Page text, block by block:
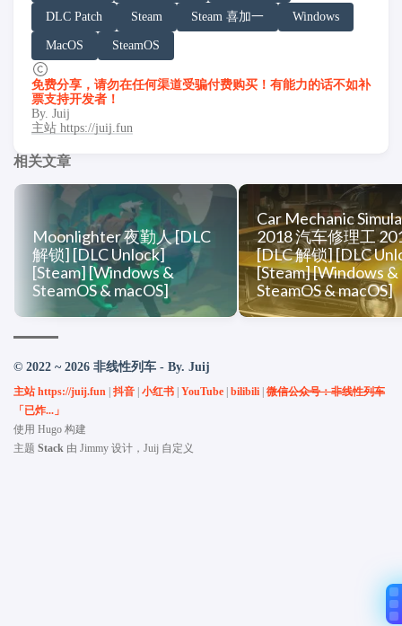
「非线性列车」原文链接：https://h.juij.fun/game/12-is-
DLC Patch Steam Steam 喜加一 Windows
MacOS SteamOS
免费分享，请勿在任何渠道受骗付费购买！有能力的话不如补
票支持开发者！
By. Juij
主站 https://juij.fun
相关文章
Moonlighter 夜勤人 [DLC
解锁] [DLC Unlock]
[Steam] [Windows &
SteamOS & macOS]
Car Mechanic
2018 汽车修理工
[DLC 解锁] [DLC
[Steam] [Windows &
SteamOS & macOS]
© 2022 ~ 2026 非线性列车 - By. Juij
主站 https://juij.fun 抖音 小红书 YouTube bilibili 微信公众号：非线性列车
「已炸...」
使用 Hugo 构建
主题 Stack 由 Jimmy 设计，Juij 自定义